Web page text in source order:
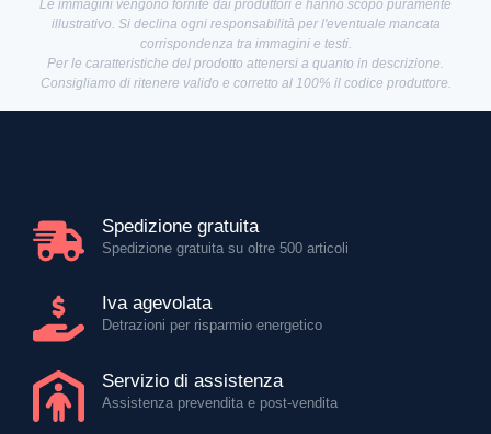
Le immagini vengono fornite dai produttori e hanno scopo puramente
illustrativo. Si declina ogni responsabilità per l'eventuale mancata
corrispondenza tra immagini e testi.
Per le caratteristiche del prodotto attenersi a quanto in descrizione.
Consigliamo di ritenere valido e corretto al 100% il codice produttore.
Spedizione gratuita
Spedizione gratuita su oltre 500 articoli
Iva agevolata
Detrazioni per risparmio energetico
Servizio di assistenza
Assistenza prevendita e post-vendita